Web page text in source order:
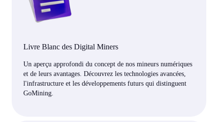
Livre Blanc des Digital Miners
Un aperçu approfondi du concept de nos mineurs numériques
et de leurs avantages. Découvrez les technologies avancées,
l'infrastructure et les développements futurs qui distinguent
GoMining.